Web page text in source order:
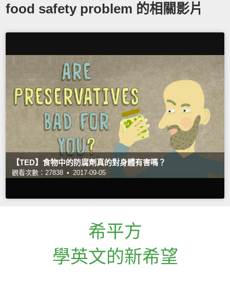
food safety problem 的相關影片
【TED】食物中的防腐劑真的對身體有害嗎？
觀看次數：27838 • 2017-09-05
希平方
學英文的新希望